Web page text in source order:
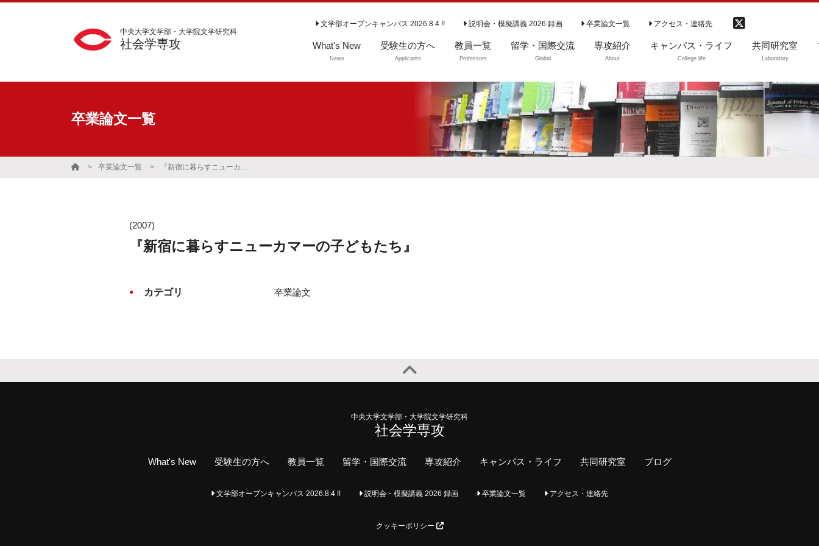
中央大学文学部・大学院文学研究科
社会学専攻
文学部オープンキャンパス 2026.8.4 !! 説明会・模擬講義 2026 録画 卒業論文一覧 アクセス・連絡先
What's New
News
受験生の方へ
Applicants
よくいただくご質
専攻説明会
教員一覧
Professors
留学・国際交流
Global
専攻紹介
About
専攻の理念
学部カリキュラム
卒業生の進路
キャンパス・ライフ
College life
大学院生等
卒業生・修了生
共同研究室
Laboratory
図書のご利用
開室時間
CD-ROM閲覧リ
ト
卒業論文一覧
卒業論文一覧 『新宿に暮らすニューカマーの子どもたち』
(2007)
『新宿に暮らすニューカマーの子どもたち』
カテゴリ 卒業論文
中央大学文学部・大学院文学研究科
社会学専攻
What's New 受験生の方へ 教員一覧 留学・国際交流 専攻紹介 キャンパス・ライフ 共同研究室 ブログ
文学部オープンキャンパス 2026.8.4 !! 説明会・模擬講義 2026 録画 卒業論文一覧 アクセス・連絡先
クッキーポリシー